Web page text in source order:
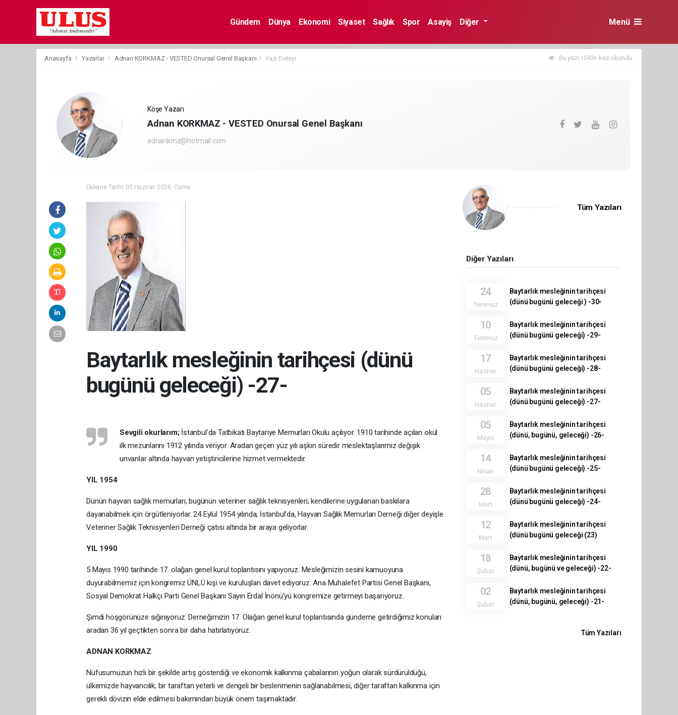
Gündem Dünya Ekonomi Siyaset Sağlık Spor Asayiş Diğer Menü
Anasayfa Yazarlar Adnan KORKMAZ - VESTED Onursal Genel Başkanı Yazı Detayı Bu yazı 1043+ kez okundu.
Köşe Yazarı
Adnan KORKMAZ - VESTED Onursal Genel Başkanı
adnankmz@hotmail.com
Ekleme Tarihi: 05 Haziran 2026 -Cuma
Baytarlık mesleğinin tarihçesi (dünü
bugünü geleceği) -27-
Sevgili okurlarım;İstanbul’da Tatbikatı Baytariye Memurları Okulu açılıyor. 1910 tarihinde açılan okul
ilk mezunlarını 1912 yılında veriyor. Aradan geçen yüz yılı aşkın süredir meslektaşlarımız değişik
unvanlar altında hayvan yetiştiricilerine hizmet vermektedir.
YIL 1954
Dünün hayvan sağlık memurları, bugünün veteriner sağlık teknisyenleri; kendilerine uygulanan baskılara
dayanabilmek için örgütleniyorlar. 24 Eylül 1954 yılında; İstanbul’da, Hayvan Sağlık Memurları Derneği diğer deyişle
Veteriner Sağlık Teknisyenleri Derneği çatısı altında bir araya geliyorlar.
YIL 1990
5 Mayıs 1990 tarihinde 17. olağan genel kurul toplantısını yapıyoruz. Mesleğimizin sesini kamuoyuna
duyurabilmemiz için kongremiz ÜNLÜ kişi ve kuruluşları davet ediyoruz. Ana Muhalefet Partisi Genel Başkanı,
Sosyal Demokrat Halkçı Parti Genel Başkanı Sayın Erdal İnönü’yü kongremize getirmeyi başarıyoruz.
Şimdi hoşgörünüze sığınıyoruz. Derneğimizin 17. Olağan genel kurul toplantısında gündeme getirdiğimiz konuları
aradan 36 yıl geçtikten sonra bir daha hatırlatıyoruz.
ADNAN KORKMAZ
Nüfusumuzun hızlı bir şekilde artış gösterdiği ve ekonomik kalkınma çabalarının yoğun olarak sürdürüldüğü,
ülkemizde hayvancılık; bir taraftan yeterli ve dengeli bir beslenmenin sağlanabilmesi, diğer taraftan kalkınma için
gerekli dövizin elde edilmesi bakımından büyük önem taşımaktadır.
Tüm Yazıları
Diğer Yazıları
24
Temmuz
Baytarlık mesleğinin tarihçesi
(dünü bugünü geleceği ) -30-
10
Temmuz
Baytarlık mesleğinin tarihçesi
(dünü bugünü geleceği) -29-
17
Haziran
Baytarlık mesleğinin tarihçesi
(dünü bugünü geleceği) -28-
05
Haziran
Baytarlık mesleğinin tarihçesi
(dünü bugünü geleceği) -27-
05
Mayıs
Baytarlık mesleğinin tarihçesi
(dünü, bugünü, geleceği) -26-
14
Nisan
Baytarlık mesleğinin tarihçesi
(dünü bugünü geleceği) -25-
28
Mart
Baytarlık mesleğinin tarihçesi
(dünü bugünü geleceği) -24-
12
Mart
Baytarlık mesleğinin tarihçesi
(dünü bugünü geleceği (23)
18
Şubat
Baytarlık mesleğinin tarihçesi
(dünü, bugünü ve geleceği) -22-
02
Şubat
Baytarlık mesleğinin tarihçesi
(dünü, bugünü, geleceği) -21-
Tüm Yazıları